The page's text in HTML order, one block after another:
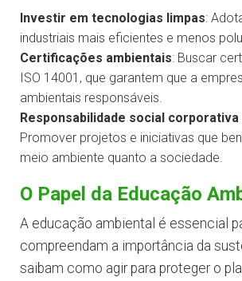
Investir em tecnologias limpas:
industriais mais eficientes e menos
Certificações ambientais: Buscar
ISO 14001, que garantem que a
ambientais responsáveis.
Responsabilidade social corporativa
Promover projetos e iniciativas que
meio ambiente quanto a sociedade.
O Papel da Educação
A educação ambiental é essencial
compreendam a importância da
saibam como agir para proteger o